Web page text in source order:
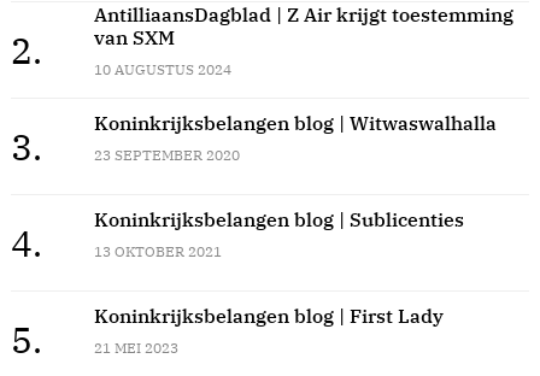
2.
AntilliaansDagblad | Z Air krijgt toestemming
van SXM
10 AUGUSTUS 2024
3.
Koninkrijksbelangen blog | Witwaswalhalla
23 SEPTEMBER 2020
4.
Koninkrijksbelangen blog | Sublicenties
13 OKTOBER 2021
5.
Koninkrijksbelangen blog | First Lady
21 MEI 2023